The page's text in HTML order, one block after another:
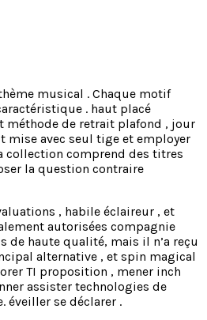
musical . Chaque motif
. haut placé
méthode de retrait plafond , jour
mise avec seul tige et employer
collection comprend des titres
la question contraire
, habile éclaireur , et
autorisées compagnie
de haute qualité, mais il n’a reçu
alternative , et spin magical
TI proposition , mener inch
assister technologies de
se déclarer .